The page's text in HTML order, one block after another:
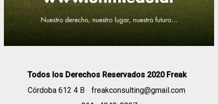
Todos los Derechos Reservados 2020 Freak
Córdoba 612 4 B
freakconsulting@gmail.com